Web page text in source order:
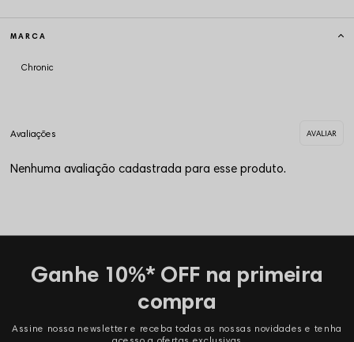
MARCA
Chronic
Nenhuma avaliação cadastrada para esse produto.
Ganhe 10%* OFF na primeira
compra
Assine nossa newsletter e receba todas as nossas novidades e tenha